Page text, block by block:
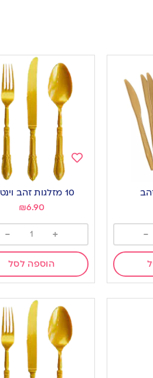
-
wishlist
10 מזלגות זהב וינטאג’
₪6.90
+
-
הוספה לסל